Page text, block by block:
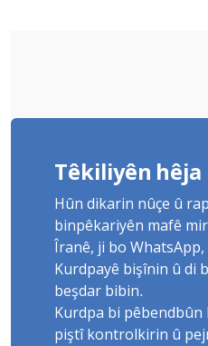
Têkiliyên hêja
Hûn dikarin nûçe û
binpêkariyên mafê
Îranê, ji bo
Kurdpayê bişînin û di
beşdar bibin.
Kurdpa bi pêbendbûn
piştî kontrolkirin û